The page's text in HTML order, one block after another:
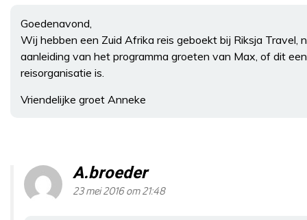
Goedenavond,
Wij hebben een Zuid Afrika reis geboekt bij Riksja Travel,
aanleiding van het programma groeten van Max, of dit
reisorganisatie is.
Vriendelijke groet Anneke
A.broeder
23 mei 2016 om 21:48